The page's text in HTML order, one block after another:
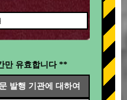
만 유효합니다 **
발행 기관에 대하여